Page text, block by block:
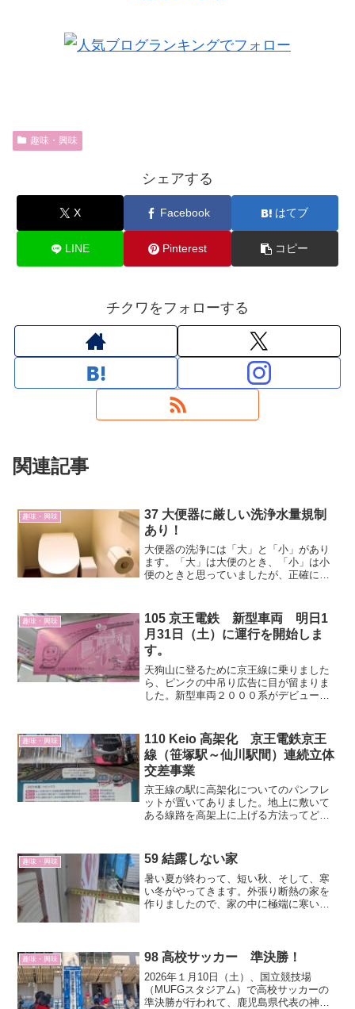
趣味・興味
シェアする
X Facebook はてブ
LINE Pinterest コピー
チクワをフォローする
関連記事
趣味・興味
37 大便器に厳しい洗浄水量規制
あり！
大便器の洗浄には「大」と「小」があり
ます。「大」は大便のとき、「小」は小
便のときと思っていましたが、正確には
ます。「小」はいつ使うのか？流す固形
物が少ないというのは小便...
趣味・興味
105 京王電鉄 新型車両 明日1
月31日（土）に運行を開始しま
す。
天狗山に登るために京王線に乗りました
ら、ピンクの中吊り広告に目が留まりま
した。新型車両２０００系がデビューす
いですか。車椅子の方やベビーカーの方
が、とても乗りやすそうな...
趣味・興味
110 Keio 高架化 京王電鉄京王
線（笹塚駅～仙川駅間）連続立体
交差事業
京王線の駅に高架化についてのパンフレ
ットが置いてありました。地上に敷いて
ある線路を高架上に上げる方法ってどう
趣味・興味 59 結露しない家
暑い夏が終わって、短い秋、そして、寒
い冬がやってきます。外張り断熱の家を
作りましたので、家の中に極端に寒い場
ています。
趣味・興味 98 高校サッカー 準決勝！
2026年１月10日（土）、国立競技場
（MUFGスタジアム）で高校サッカーの
準決勝が行われて、鹿児島県代表の神村